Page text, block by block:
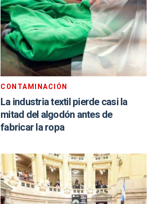
CONTAMINACIÓN
La industria textil pierde casi la
mitad del algodón antes de
fabricar la ropa